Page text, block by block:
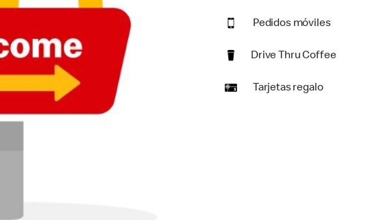
Pedidos móviles
Drive Thru Coffee
Tarjetas regalo